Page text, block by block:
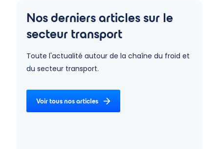
Nos derniers articles sur le
secteur transport
Toute l'actualité autour de la chaîne du froid et
du secteur transport.
Voir tous nos articles